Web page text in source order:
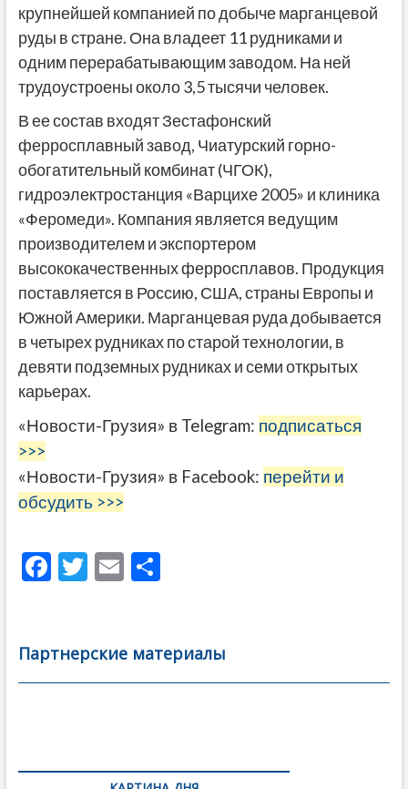
крупнейшей компанией по добыче марганцевой
руды в стране. Она владеет 11 рудниками и
одним перерабатывающим заводом. На ней
трудоустроены около 3,5 тысячи человек.
В ее состав входят Зестафонский
ферросплавный завод, Чиатурский горно-
обогатительный комбинат (ЧГОК),
гидроэлектростанция «Варцихе 2005» и клиника
«Феромеди». Компания является ведущим
производителем и экспортером
высококачественных ферросплавов. Продукция
поставляется в Россию, США, страны Европы и
Южной Америки. Марганцевая руда добывается
в четырех рудниках по старой технологии, в
девяти подземных рудниках и семи открытых
карьерах.
«Новости-Грузия» в Telegram: подписаться
>>>
«Новости-Грузия» в Facebook: перейти и
обсудить >>>
F
b
o
T
er
E
l
О
а
в
Партнерские материалы
по